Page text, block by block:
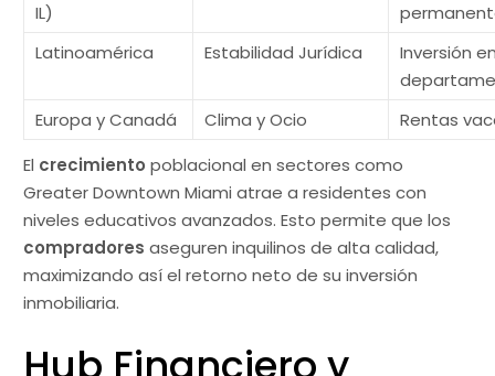
IL)
Latinoamérica
Estabilidad Jurídica
Inversión
Europa y Canadá
Clima y Ocio
Rentas
El crecimiento poblacional en sectores como
Greater Downtown Miami atrae a residentes con
niveles educativos avanzados. Esto permite que los
compradores aseguren inquilinos de alta calidad,
maximizando así el retorno neto de su inversión
inmobiliaria.